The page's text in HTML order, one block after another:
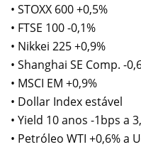
• STOXX 600 +0,5%
• FTSE 100 -0,1%
• Nikkei 225 +0,9%
• Shanghai SE Comp. -
• MSCI EM +0,9%
• Dollar Index estável
• Yield 10 anos -1bps a
• Petróleo WTI +0,6% a